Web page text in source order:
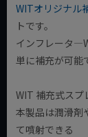
WITオリジナル
トです。
インフレータ
単に補充が可能
WIT 補充式スプ
本製品は潤滑剤
て噴射できる